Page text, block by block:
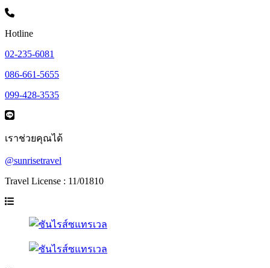
Hotline
02-235-6081
086-661-5655
099-428-3535
เราช่วยคุณได้
@sunrisetravel
Travel License : 11/01810